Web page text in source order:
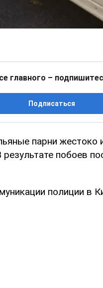
главного –
Подписаться
парни жестоко
побоев
полиции в